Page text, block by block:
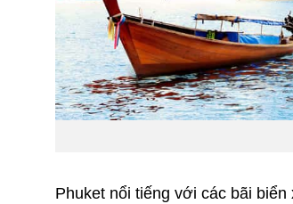
Phuket nổi tiếng với các bãi